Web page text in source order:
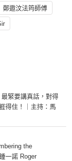
鄭遨汶法筠師傅
最緊要講真話，對得
得住！｜主持：馬
the
一諾 Roger